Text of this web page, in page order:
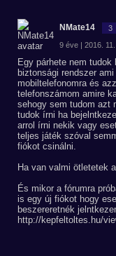
NMate14 3
9 éve | 2016.
Egy párhete nem
biztonsági rendszer
mobiltelefonomra és
telefonszámom amire
sehogy sem tudom azt
tudok írni ha
arrol írni nekik vagy
teljes játék szóval
fiókot csinálni.
Ha van valmi ötletetek
És mikor a fórumra
is egy új fiókot hogy
beszereretnék
http://kepfeltoltes.hu/